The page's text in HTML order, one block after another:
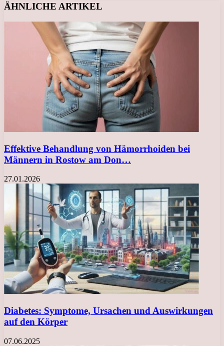
ÄHNLICHE ARTIKEL
Effektive Behandlung von Hämorrhoiden bei
Männern in Rostow am Don…
27.01.2026
Diabetes: Symptome, Ursachen und Auswirkungen
auf den Körper
07.06.2025